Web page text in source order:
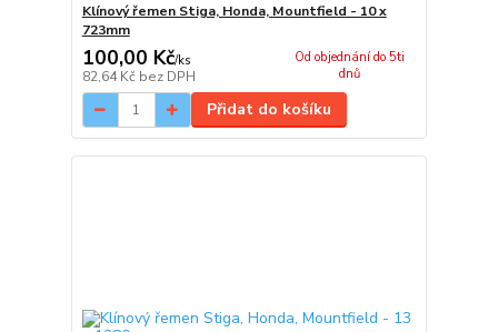
Klínový řemen Stiga, Honda, Mountfield - 10 x
723mm
100,00 Kč/ks
82,64 Kč bez DPH
Od objednání do 5ti
dnů
Přidat do košíku